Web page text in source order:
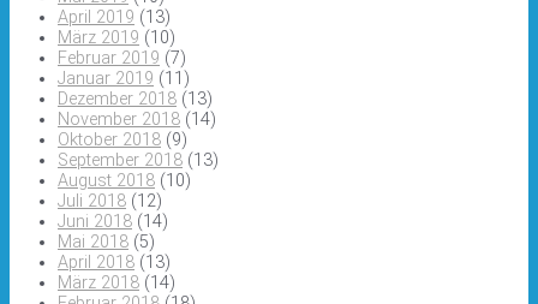
April 2019 (13)
März 2019 (10)
Februar 2019 (7)
Januar 2019 (11)
Dezember 2018 (13)
November 2018 (14)
Oktober 2018 (9)
September 2018 (13)
August 2018 (10)
Juli 2018 (12)
Juni 2018 (14)
Mai 2018 (5)
April 2018 (13)
März 2018 (14)